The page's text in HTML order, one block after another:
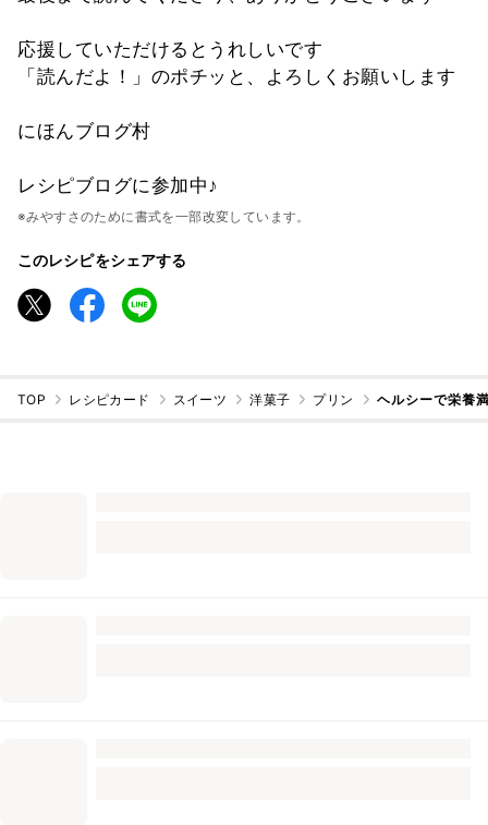
応援していただけるとうれしいです
「読んだよ！」のポチッと、よろしくお願いします
にほんブログ村
レシピブログに参加中♪
※みやすさのために書式を一部改変しています。
このレシピをシェアする
TOP レシピカード スイーツ 洋菓子 プリン ヘルシーで栄養